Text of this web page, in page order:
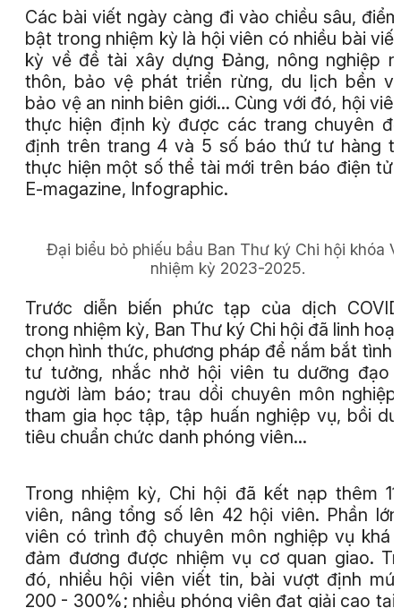
Các bài viết ngày càng đi vào chiều sâu,
bật trong nhiệm kỳ là hội viên có nhiều bài
kỳ về đề tài xây dựng Đảng, nông nghiệp
thôn, bảo vệ phát triển rừng, du lịch bền
bảo vệ an ninh biên giới… Cùng với đó, hội
thực hiện định kỳ được các trang chuyên
định trên trang 4 và 5 số báo thứ tư hàng
thực hiện một số thể tài mới trên báo điện tử
E-magazine, Infographic.
Đại biểu bỏ phiếu bầu Ban Thư ký Chi hội khóa
nhiệm kỳ 2023-2025.
Trước diễn biến phức tạp của dịch
trong nhiệm kỳ, Ban Thư ký Chi hội đã linh
chọn hình thức, phương pháp để nắm bắt tình
tư tưởng, nhắc nhở hội viên tu dưỡng đạo
người làm báo; trau dồi chuyên môn
tham gia học tập, tập huấn nghiệp vụ, bồi
tiêu chuẩn chức danh phóng viên…
Trong nhiệm kỳ, Chi hội đã kết nạp thêm
viên, nâng tổng số lên 42 hội viên. Phần
viên có trình độ chuyên môn nghiệp vụ khá
đảm đương được nhiệm vụ cơ quan giao.
đó, nhiều hội viên viết tin, bài vượt định
200 - 300%; nhiều phóng viên đạt giải cao tại